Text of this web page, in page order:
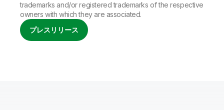
trademarks and/or registered trademarks of the respective
owners with which they are associated.
プレスリリース